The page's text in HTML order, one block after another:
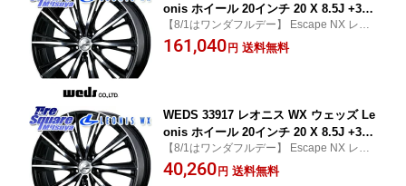
onis ホイール 20インチ 20 X 8.5J +35
5穴 114.3 ホイールのみ 4本価格 30系ア
ルファード/ヴェルファイア 20系アルフ
【8/1はワンダフルデー】 Escape NX レク
サス RX RAV4 50系 アルファード ヴェルフ
ァイア アルファード
161,040円 送料無料
WEDS 33917 レオニス WX ウェッズ Le
onis ホイール 20インチ 20 X 8.5J +35
5穴 114.3 ホイールのみ 1本価格 30系ア
ルファード/ヴェルファイア 20系アルフ
【8/1はワンダフルデー】 Escape NX レク
サス RX RAV4 50系 アルファード ヴェルフ
ァイア アルファード
40,260円 送料無料